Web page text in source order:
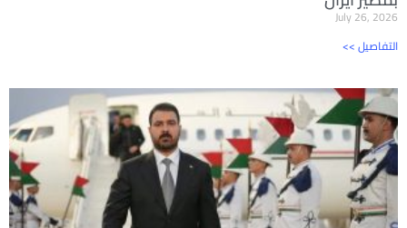
July 26, 2026
<< التفاصيل